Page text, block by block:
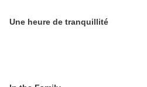
Une heure de tranquillité